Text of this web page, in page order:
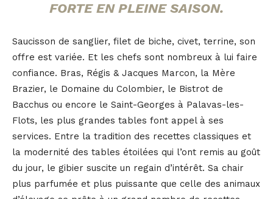
FORTE EN PLEINE SAISON.
Saucisson de sanglier, filet de biche, civet, terrine, son
offre est variée. Et les chefs sont nombreux à lui faire
confiance. Bras, Régis & Jacques Marcon, la Mère
Brazier, le Domaine du Colombier, le Bistrot de
Bacchus ou encore le Saint-Georges à Palavas-les-
Flots, les plus grandes tables font appel à ses
services. Entre la tradition des recettes classiques et
la modernité des tables étoilées qui l’ont remis au goût
du jour, le gibier suscite un regain d’intérêt. Sa chair
plus parfumée et plus puissante que celle des animaux